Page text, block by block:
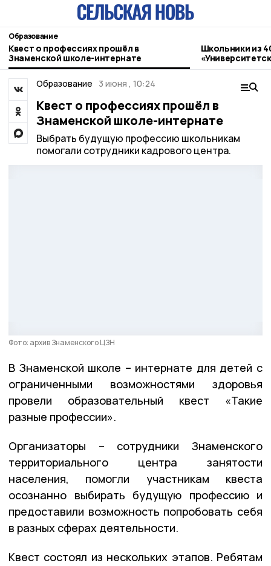
Образование
Квест о профессиях прошёл в
Знаменской школе-интернате
Школьники из
Державинский
Образование
3 июня , 10:24
Квест о профессиях прошёл в
Знаменской школе-интернате
Выбрать будущую профессию школьникам
помогали сотрудники кадрового центра.
Фото: архив Знаменского ЦЗН
В Знаменской школе – интернате для детей с
ограниченными возможностями здоровья
провели образовательный квест «Такие
разные профессии».
Организаторы – сотрудники Знаменского
территориального центра занятости
населения, помогли участникам квеста
осознанно выбирать будущую профессию и
предоставили возможность попробовать себя
в разных сферах деятельности.
Квест состоял из нескольких этапов. Ребятам